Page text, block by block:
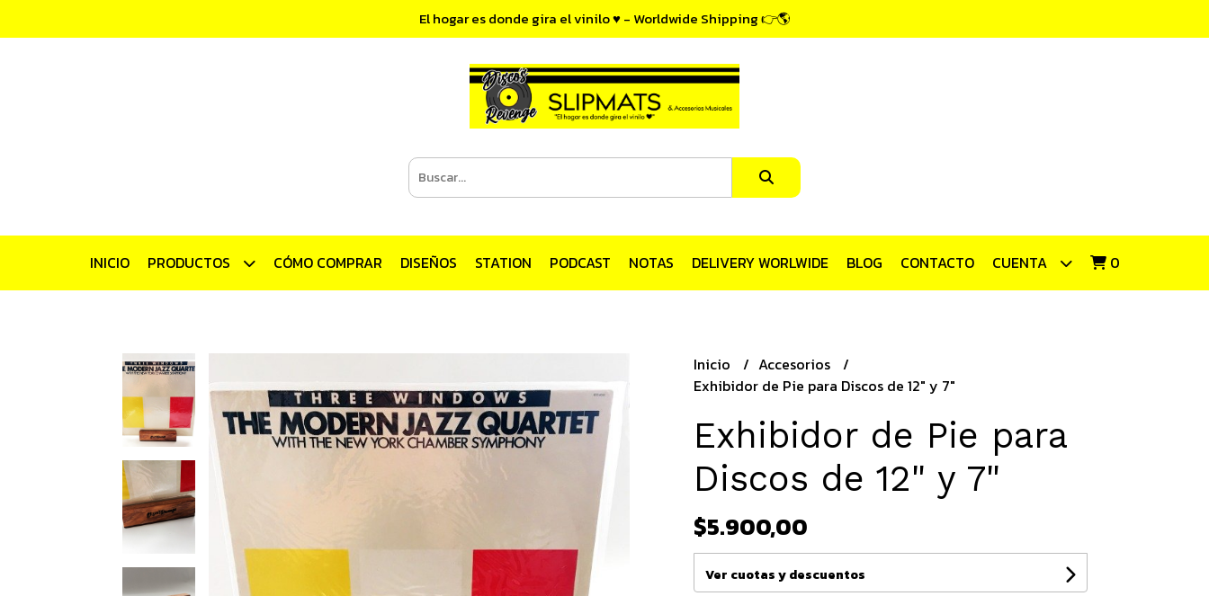
El hogar es donde gira el vinilo ♥ - Worldwide Shipping 👉🌎
INICIO PRODUCTOS CÓMO COMPRAR DISEÑOS STATION PODCAST NOTAS DELIVERY WORLWIDE BLOG CONTACTO CUENTA 0
Inicio
Accesorios
Exhibidor de Pie para Discos de 12" y 7"
Exhibidor de Pie para
Discos de 12" y 7"
$5.900,00
Ver cuotas y descuentos